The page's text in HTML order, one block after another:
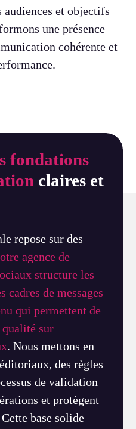
et objectifs
une présence
cohérente et
fondations
claires et
repose sur des
agence de
structure les
cadres de messages
qui permettent de
qualité sur
. Nous mettons en
des règles
de validation
et protègent
base solide